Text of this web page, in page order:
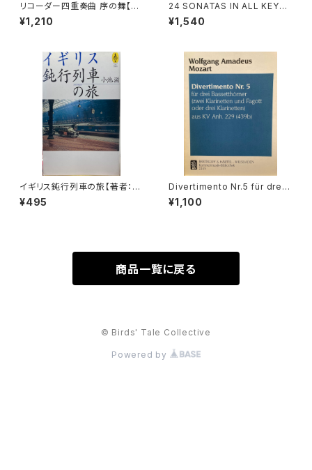
リコーダー四重奏曲 序の舞【著
者：高橋一雄】出版社：高橋教育
音楽研究所 平成18年
¥1,210
24 SONATAS IN ALL KEYS
FOR ALTO RECORDER AND
BASS CONTINUO VOL.2 ED
ヨーハン・クリスティアン・シック
ハルト】出版社：全音楽譜出版
社 1978年
¥1,540
イギリス鈍行列車の旅【著者：小
池滋】出版社：NTT出版 1997
年
¥495
Divertimento Nr.5 für drei
Basetthörner(zwei klarinet
ten und Fagotto oder drei
¥1,100
商品一覧に戻る
© Birds' Tale Collective
Powered by